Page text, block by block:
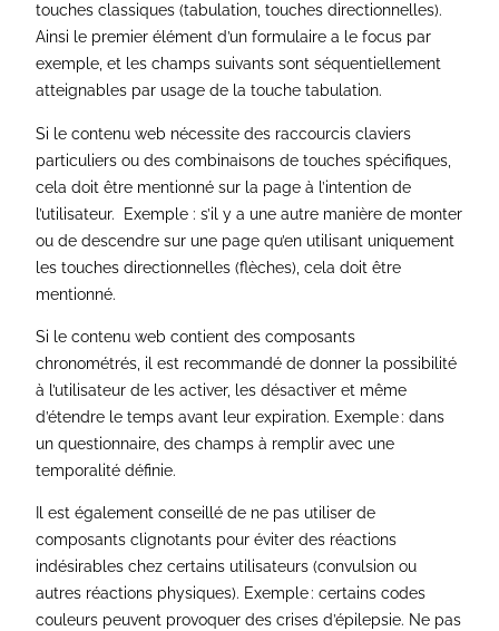
touches classiques (tabulation, touches directionnelles).
Ainsi le premier élément d’un formulaire a le focus par
exemple, et les champs suivants sont séquentiellement
atteignables par usage de la touche tabulation.
Si le contenu web nécessite des raccourcis claviers
particuliers ou des combinaisons de touches spécifiques,
cela doit être mentionné sur la page à l’intention de
l’utilisateur. Exemple : s’il y a une autre manière de monter
ou de descendre sur une page qu’en utilisant uniquement
les touches directionnelles (flèches), cela doit être
mentionné.
Si le contenu web contient des composants
chronométrés, il est recommandé de donner la possibilité
à l’utilisateur de les activer, les désactiver et même
d’étendre le temps avant leur expiration. Exemple : dans
un questionnaire, des champs à remplir avec une
temporalité définie.
Il est également conseillé de ne pas utiliser de
composants clignotants pour éviter des réactions
indésirables chez certains utilisateurs (convulsion ou
autres réactions physiques). Exemple : certains codes
couleurs peuvent provoquer des crises d’épilepsie. Ne pas